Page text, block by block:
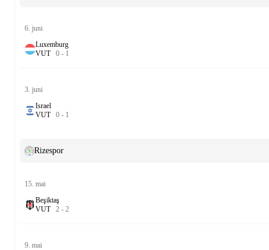
6. juni
Luxemburg
VUT 0 - 1
3. juni
Israel
VUT 0 - 1
Rizespor
15. mai
Beşiktaş
VUT 2 - 2
9. mai